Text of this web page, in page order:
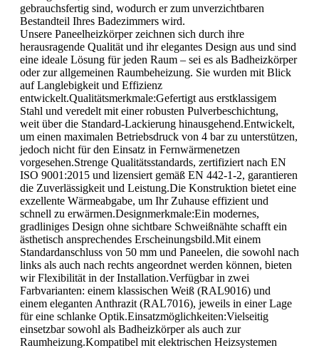
gebrauchsfertig sind, wodurch er zum unverzichtbaren
Bestandteil Ihres Badezimmers wird.
Unsere Paneelheizkörper zeichnen sich durch ihre
herausragende Qualität und ihr elegantes Design aus und sind
eine ideale Lösung für jeden Raum – sei es als Badheizkörper
oder zur allgemeinen Raumbeheizung. Sie wurden mit Blick
auf Langlebigkeit und Effizienz
entwickelt.Qualitätsmerkmale:Gefertigt aus erstklassigem
Stahl und veredelt mit einer robusten Pulverbeschichtung,
weit über die Standard-Lackierung hinausgehend.Entwickelt,
um einen maximalen Betriebsdruck von 4 bar zu unterstützen,
jedoch nicht für den Einsatz in Fernwärmenetzen
vorgesehen.Strenge Qualitätsstandards, zertifiziert nach EN
ISO 9001:2015 und lizensiert gemäß EN 442-1-2, garantieren
die Zuverlässigkeit und Leistung.Die Konstruktion bietet eine
exzellente Wärmeabgabe, um Ihr Zuhause effizient und
schnell zu erwärmen.Designmerkmale:Ein modernes,
gradliniges Design ohne sichtbare Schweißnähte schafft ein
ästhetisch ansprechendes Erscheinungsbild.Mit einem
Standardanschluss von 50 mm und Paneelen, die sowohl nach
links als auch nach rechts angeordnet werden können, bieten
wir Flexibilität in der Installation.Verfügbar in zwei
Farbvarianten: einem klassischen Weiß (RAL9016) und
einem eleganten Anthrazit (RAL7016), jeweils in einer Lage
für eine schlanke Optik.Einsatzmöglichkeiten:Vielseitig
einsetzbar sowohl als Badheizkörper als auch zur
Raumheizung.Kompatibel mit elektrischen Heizsystemen